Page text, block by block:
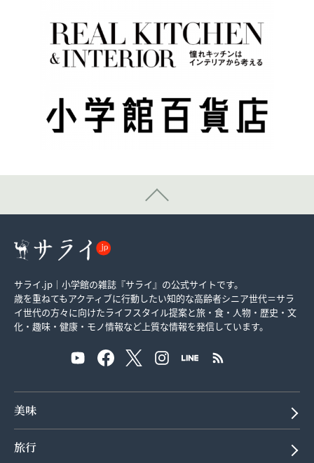
サライ.jp｜小学館の雑誌『サライ』の公式サイトです。
歳を重ねてもアクティブに行動したい知的な高齢者シニア世代＝サラ
イ世代の方々に向けたライフスタイル提案と旅・食・人物・歴史・文
化・趣味・健康・モノ情報など上質な情報を発信しています。
美味
旅行